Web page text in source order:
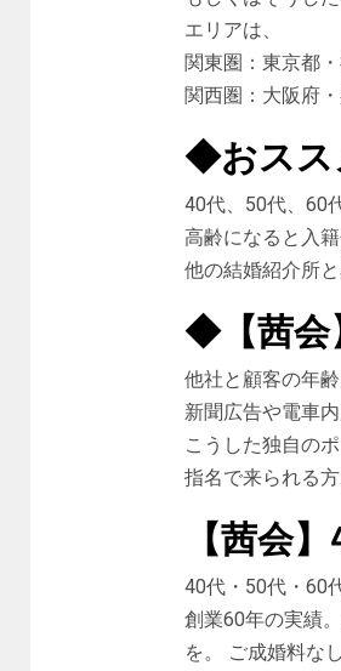
エリアは、
関東圏：東京都
関西圏：大阪府
◆おスス
40代、50代、60
高齢になると入
他の結婚紹介所
◆【茜会
他社と顧客の年
新聞広告や電車
こうした独自の
指名で来られる
【茜会
40代・50代・60
創業60年の実績
を。 ご成婚料な